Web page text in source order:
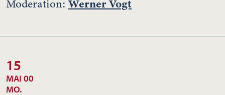
Moderation: Werner Vogt
15
MAI 00
MO.